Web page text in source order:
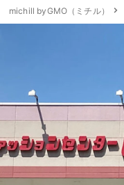
michill byGMO（ミチル）